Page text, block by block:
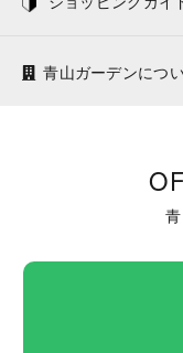
青山ガーデンにつ